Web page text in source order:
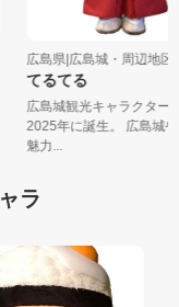
広島県|広島城・周辺地
てるてる
広島城観光キャラクタ
2025年に誕生。 広島
魅力...
ラ